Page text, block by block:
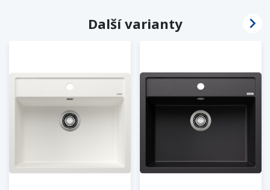
Další varianty 